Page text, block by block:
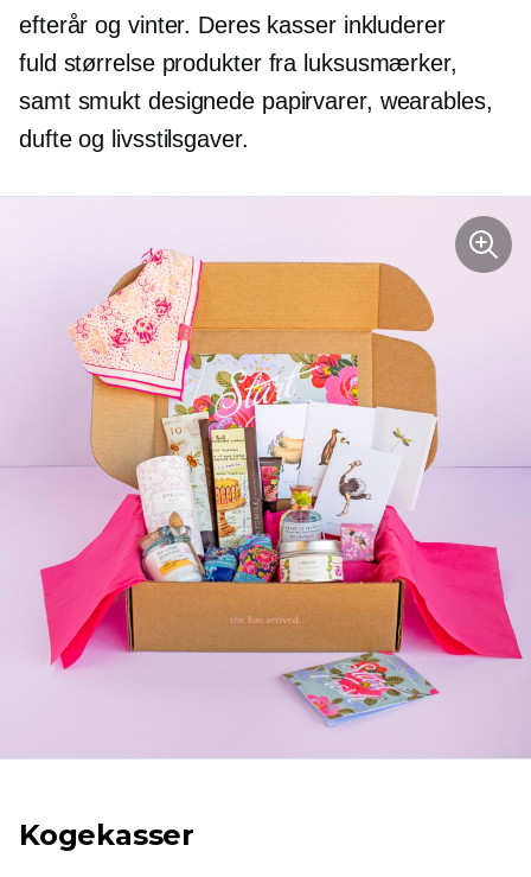
efterår og vinter. Deres kasser inkluderer
fuld størrelseprodukter fra luksusmærker,
samt smukt designede papirvarer, wearables,
dufte og livsstilsgaver.
Kogekasser